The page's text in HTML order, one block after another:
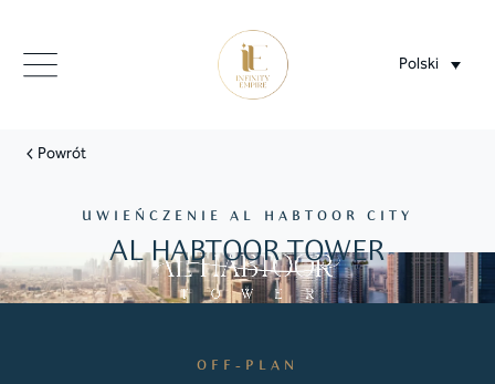
Polski
Powrót
UWIEŃCZENIE AL HABTOOR CITY
AL HABTOOR TOWER
OFF-PLAN